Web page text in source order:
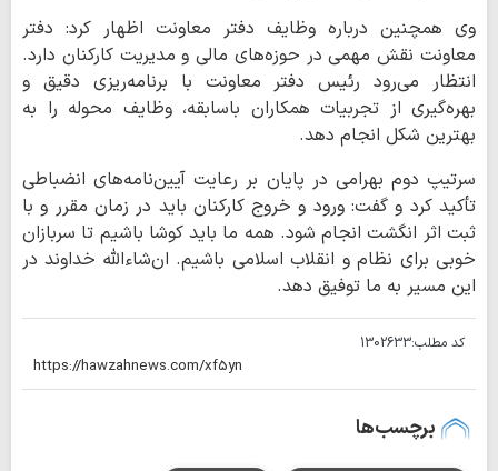
وی همچنین درباره وظایف دفتر معاونت اظهار کرد: دفتر
معاونت نقش مهمی در حوزه‌های مالی و مدیریت کارکنان دارد.
انتظار می‌رود رئیس دفتر معاونت با برنامه‌ریزی دقیق و
بهره‌گیری از تجربیات همکاران باسابقه، وظایف محوله را به
بهترین شکل انجام دهد.
سرتیپ دوم بهرامی در پایان بر رعایت آیین‌نامه‌های انضباطی
تأکید کرد و گفت: ورود و خروج کارکنان باید در زمان مقرر و با
ثبت اثر انگشت انجام شود. همه ما باید کوشا باشیم تا سربازان
خوبی برای نظام و انقلاب اسلامی باشیم. ان‌شاءالله خداوند در
این مسیر به ما توفیق دهد.
کد مطلب:1302633
برچسب‌ها